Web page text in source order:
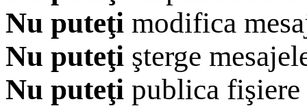
Nu puteţi modifica
Nu puteţi şterge
Nu puteţi publica fişiere